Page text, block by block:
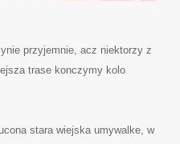
przyjemnie, acz niektorzy z
trase konczymy kolo
stara wiejska umywalke, w